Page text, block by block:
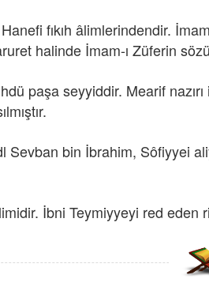
fıkıh âlimlerindendir.
halinde İmam-ı Züferin
paşa seyyiddir. Mearif
Sevban bin İbrahim, Sôfiyyei
İbni Teymiyyeyi red eden